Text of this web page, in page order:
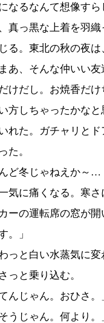
なるなんて想像す
真っ黒な上着を羽
る。東北の秋の夜は
まあ、そんな仲いい
けだし。お焼香だけ
方しちゃったかな
れた。ガチャリと
た。
んど冬じゃねえか～…
気に痛くなる。寒
ーの運転席の窓が開
。」
っと白い水蒸気に
っと乗り込む。
んじゃん。おひさ。
うじゃん。何より。